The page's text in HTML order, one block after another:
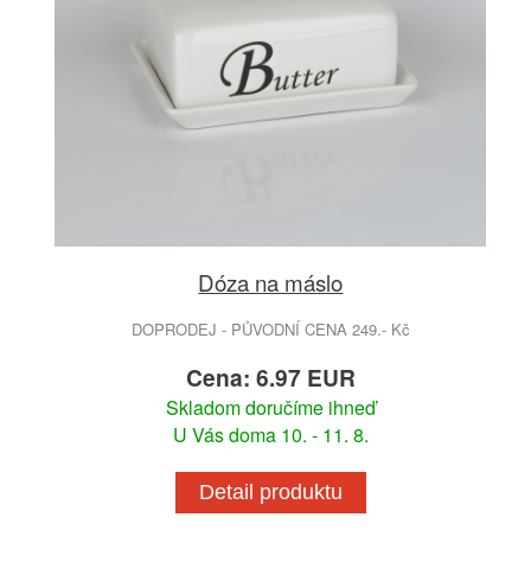
Dóza na máslo
DOPRODEJ - PŮVODNÍ CENA 249.- Kč
Cena: 6.97 EUR
Skladom doručíme ihneď
U Vás doma 10. - 11. 8.
Detail produktu